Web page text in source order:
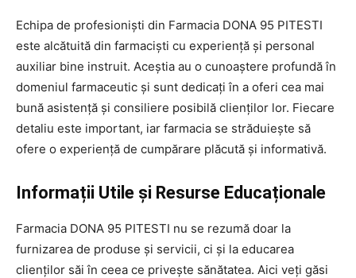
Echipa de profesioniști din Farmacia DONA 95 PITESTI
este alcătuită din farmaciști cu experiență și personal
auxiliar bine instruit. Aceștia au o cunoaștere profundă în
domeniul farmaceutic și sunt dedicați în a oferi cea mai
bună asistență și consiliere posibilă clienților lor. Fiecare
detaliu este important, iar farmacia se străduiește să
ofere o experiență de cumpărare plăcută și informativă.
Informații Utile și Resurse Educaționale
Farmacia DONA 95 PITESTI nu se rezumă doar la
furnizarea de produse și servicii, ci și la educarea
clienților săi în ceea ce privește sănătatea. Aici veți găsi